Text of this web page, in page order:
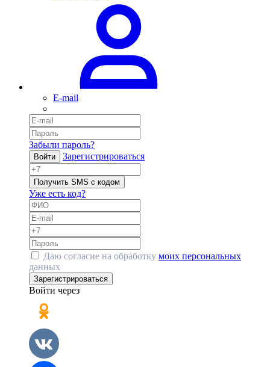
E-mail
Забыли пароль?
Войти Зарегистрироваться
Получить SMS с кодом
Уже есть код?
Даю согласие на обработку моих персональных
данных
Зарегистрироваться
Войти через